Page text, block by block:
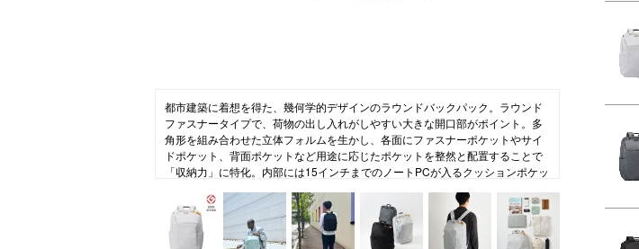
都市建築に着想を得た、幾何学的デザインのラウンドバックパック。ラウンド
ファスナータイプで、荷物の出し入れがしやすい大きな開口部がポイント。多
角形を組み合わせた立体フォルムを生かし、各面にファスナーポケットやサイ
ドポケット、背面ポケットなど用途に応じたポケットを整然と配置することで
「収納力」に特化。内部には15インチまでのノートPCが入るクッションポケッ
を装備。背面にはキャリーハンドルに固定できるベルト付き。生地は撥水加工
をした軽量感のあるマットな風合いの300デニールのポリエステル、格子柄が
象徴的なリップストップを採用。裏面にPU加工を施すことで強度面をさらにア